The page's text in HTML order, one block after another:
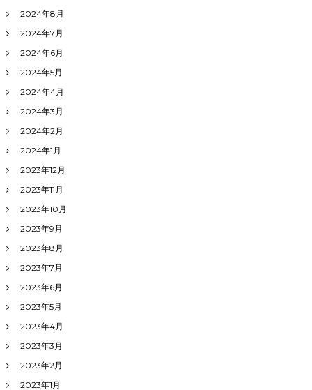
2024年8月
2024年7月
2024年6月
2024年5月
2024年4月
2024年3月
2024年2月
2024年1月
2023年12月
2023年11月
2023年10月
2023年9月
2023年8月
2023年7月
2023年6月
2023年5月
2023年4月
2023年3月
2023年2月
2023年1月